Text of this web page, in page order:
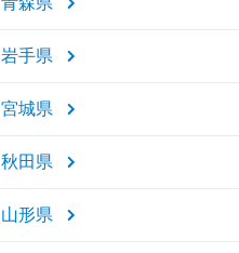
岩手県
宮城県
秋田県
山形県